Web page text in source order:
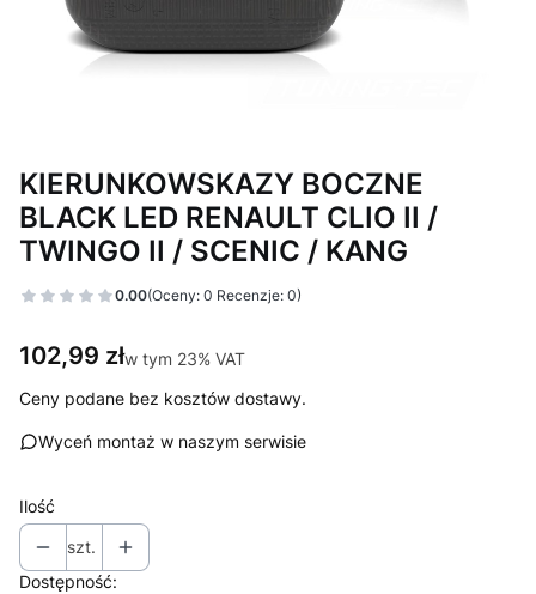
KIERUNKOWSKAZY BOCZNE
BLACK LED RENAULT CLIO II /
TWINGO II / SCENIC / KANG
0.00(Oceny: 0 Recenzje: 0)
Cena
102,99 złw tym 23% VAT
w tym 23% VAT
Ceny podane bez kosztów dostawy.
Wyceń montaż w naszym serwisie
Ilość
szt.
Dostępność: